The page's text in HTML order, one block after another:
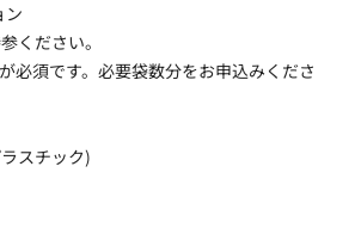
ン
ください。
必須です。必要袋数分をお申込みくださ
スチック)